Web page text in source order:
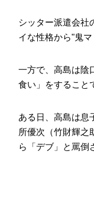
シッター派遣会社
イな性格から"鬼
一方で、高島は陰
食い」をすること
ある日、高島は息
所優次（竹財輝之
ら「デブ」と罵倒